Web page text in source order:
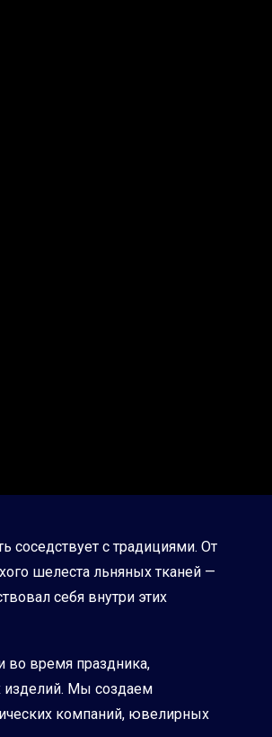
соседствует с традициями. От
шелеста льняных тканей —
себя внутри этих
во время праздника,
изделий. Мы создаем
компаний, ювелирных